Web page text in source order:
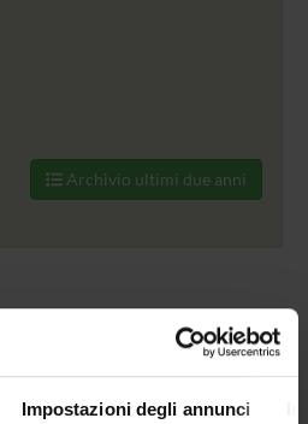
Impostazioni degli annunci
Archivio ultimi due anni